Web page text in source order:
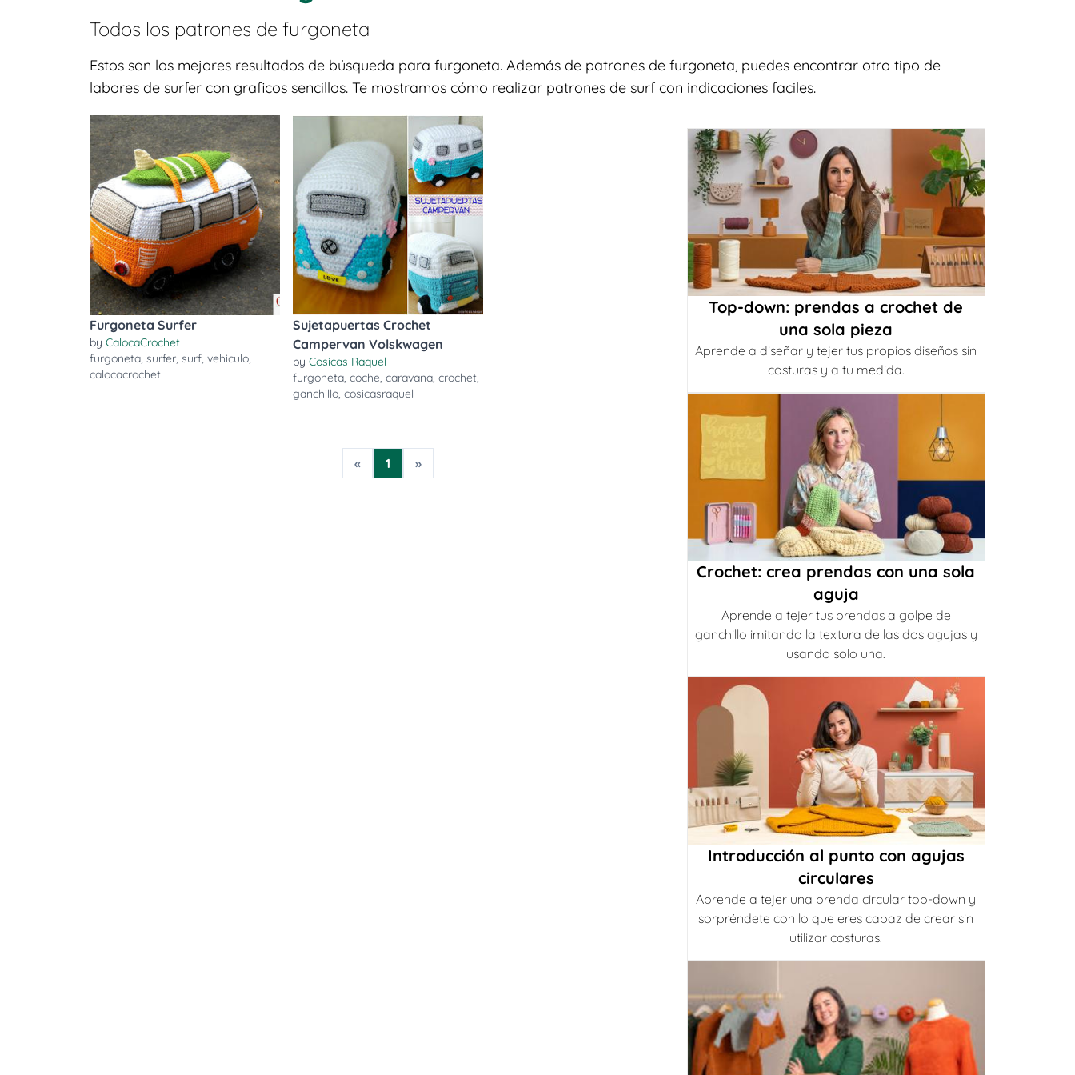
Todos los patrones de furgoneta
Estos son los mejores resultados de búsqueda para furgoneta. Además de patrones de furgoneta, puedes encontrar otro tipo de
labores de surfer con graficos sencillos. Te mostramos cómo realizar patrones de surf con indicaciones faciles.
Furgoneta Surfer
by CalocaCrochet
furgoneta, surfer, surf, vehiculo,
calocacrochet
Sujetapuertas Crochet
Campervan Volskwagen
byCosicas Raquel
furgoneta,coche,caravana,crochet,
ganchillo,cosicasraquel
« 1 »
Top-down: prendas a crochet de
una sola pieza
Aprende a diseñar y tejer tus propios diseños sin
costuras y a tu medida.
Crochet: crea prendas con una sola
aguja
Aprende a tejer tus prendas a golpe de
ganchillo imitando la textura de las dos agujas y
usando solo una.
Introducción al punto con agujas
circulares
Aprende a tejer una prenda circular top-down y
sorpréndete con lo que eres capaz de crear sin
utilizar costuras.